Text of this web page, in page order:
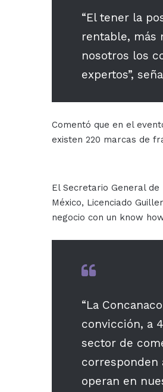
“El tener la
rentable, más
nosotros los
expertos”,
Comentó que en el
existen 220 marcas de
El Secretario General
México, Licenciado
negocio con un know
“La
convicción, a
sector de
corresponden
operan en